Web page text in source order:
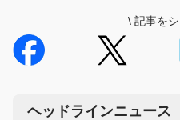
\ 記事を
ヘッドラインニュース